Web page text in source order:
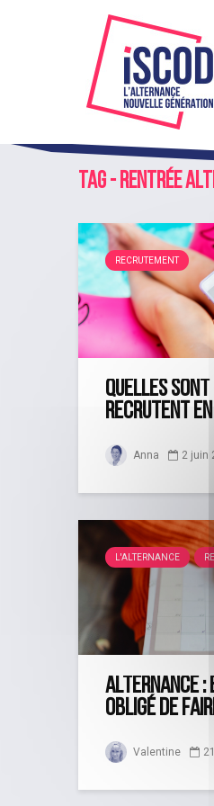
Tag - rentrée
RECRUTEMENT
Quelles
recrutent
Anna 2 juin
L'ALTERNANCE
Alternance :
obligé de
Valentine